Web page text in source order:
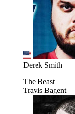
Derek Smith
The Beast
Travis Bagent